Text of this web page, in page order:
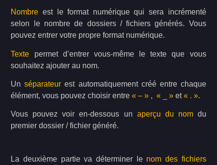
Nombre est le format numérique qui sera incrémenté
selon le nombre de dossiers / fichiers générés. Vous
pouvez entrer votre propre format numérique.
Texte permet d’entrer vous-même le texte que vous
souhaitez ajouter au nom.
Unséparateur est automatiquement créé entre chaque
élément, vous pouvez choisir entre« – » , « _ » et« . ».
Vous pouvez voir en-dessous un aperçu du nomdu
premier dossier / fichier généré.
La deuxième partie va déterminer le nom des fichiers